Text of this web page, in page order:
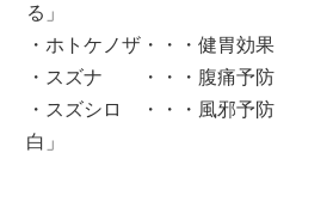
る」
・ホトケノザ・・・健胃効果
・スズナ ・・・腹痛予防
・スズシロ ・・・風邪予防
白」